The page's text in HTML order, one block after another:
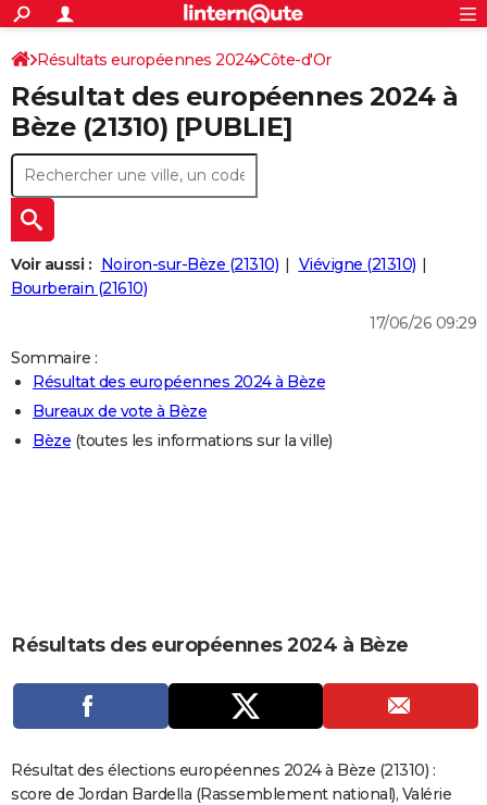
ACTUALITÉS
Politique
Société
Faits Divers
Education
Monde
Villes
+
SPORT
Coupe du monde 2026
Football
Tennis
Cyclisme
Rugby
Forum
CULTURE
Programme TV
TNT
Streaming
Cinéma
Sorties cinéma
Musique
+
FINANCE
Retraite
Impôts
Epargne
Immobilier
Risques naturels par ville
Banque
Assurance
Crédit
AUTO
Essais
Réserver un essai
Citadines
Berlines
SUV
Forum auto
+
HIGH-TECH
Mobiles
Meilleur smartphone
Internet
Ordinateurs
Jeux vidéo
Guide high-tech
+
BRICOLAGE
Guides de France
Escapades
Patrimoine
Expositions
Musées
Week-end nature
LIFESTYLE
Art de vivre
Bien-être
Loisirs
Mode
Modes de vie
CARTE DE VOEUX
Carte de Noël
Carte Bonne année
Carte Saint-Valentin
Carte Pâques
Carte d'anniversaire
DICTIONNAIRE
Dictionnaire
Biographies
Citations
Expressions
Proverbes
PROGRAMME TV
COPAINS D'AVANT
S'inscrire
Connexion
Résultats européennes 2024 Côte-d'Or
Résultat des européennes 2024 à
Bèze (21310) [PUBLIE]
Voir aussi : Noiron-sur-Bèze (21310)
Viévigne (21310)
Bourberain (21610)
17/06/26 09:29
Sommaire :
Résultat des européennes 2024 à Bèze
Bureaux de vote à Bèze
Bèze (toutes les informations sur la ville)
Résultats des européennes 2024 à Bèze
Résultat des élections européennes 2024 à Bèze (21310) :
score de Jordan Bardella (Rassemblement national), Valérie